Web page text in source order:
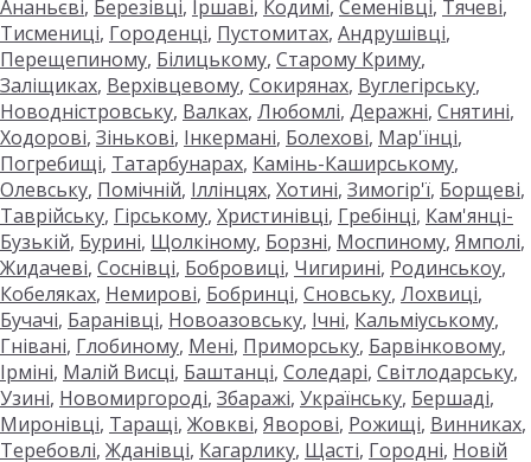
Ананьєві, Березівці, Іршаві, Кодимі, Семенівці, Тячеві,
Тисмениці, Городенці, Пустомитах, Андрушівці,
Перещепиному, Білицькому, Старому Криму,
Заліщиках, Верхівцевому, Сокирянах, Вуглегірську,
Новодністровську, Валках, Любомлі, Деражні, Снятині,
Ходорові, Зінькові, Інкермані, Болехові, Мар'їнці,
Погребищі, Татарбунарах, Камінь-Каширському,
Олевську, Помічній, Іллінцях, Хотині, Зимогір'ї, Борщеві,
Таврійську, Гірському, Христинівці, Гребінці, Кам'янці-
Бузькій, Бурині, Щолкіному, Борзні, Моспиному, Ямполі,
Жидачеві, Соснівці, Бобровиці, Чигирині, Родинськоу,
Кобеляках, Немирові, Бобринці, Сновську, Лохвиці,
Бучачі, Баранівці, Новоазовську, Ічні, Кальміуському,
Гнівані, Глобиному, Мені, Приморську, Барвінковому,
Ірміні, Малій Висці, Баштанці, Соледарі, Світлодарську,
Узині, Новомиргороді, Збаражі, Українську, Бершаді,
Миронівці, Таращі, Жовкві, Яворові, Рожищі, Винниках,
Теребовлі, Жданівці, Кагарлику, Щасті, Городні, Новій